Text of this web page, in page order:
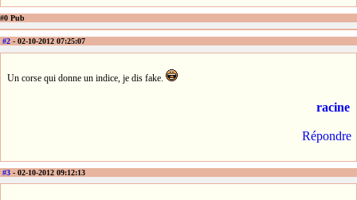
#0 Pub
#2 - 02-10-2012 07:25:07
Un corse qui donne un indice, je dis fake.
racine
Répondre
#3 - 02-10-2012 09:12:13